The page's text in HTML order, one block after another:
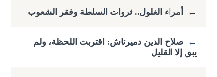
← أمراء الغلول.. ثروات السلطة وفقر الشعوب
←
صلاح الدين دميرتاش: اقتربت اللحظة، ولم
يبق إلا القليل